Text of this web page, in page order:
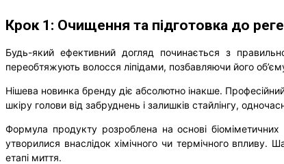
Крок 1: Очищення та підготовка до
Будь-який ефективний догляд починається з
переобтяжують волосся ліпідами, позбавляючи його
Нішева новинка бренду діє абсолютно інакше.
шкіру голови від забруднень і залишків стайлінгу,
Формула продукту розроблена на основі
утворилися внаслідок хімічного чи термічного
етапі миття.